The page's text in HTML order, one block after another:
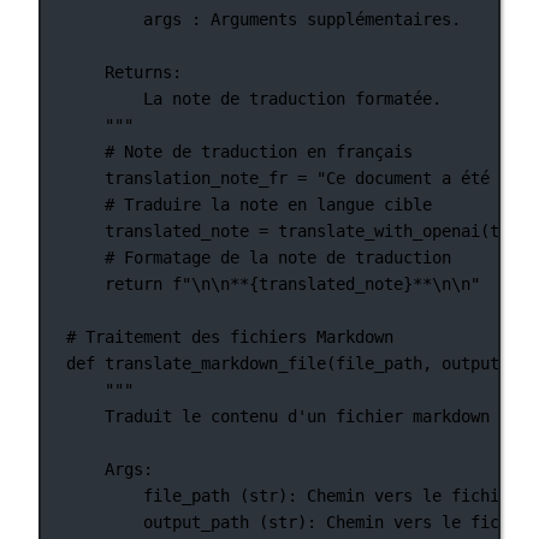
args : Arguments supplémentaires.
Returns:
La note de traduction formatée.
"""
# Note de traduction en français
translation_note_fr =
"Ce document a été
# Traduire la note en langue cible
translated_note =
# Formatage de la note de traduction
return
f"\n\n**{translated_note}**\n\n"
# Traitement des fichiers Markdown
def
translate_markdown_file(file_path,
"""
Traduit le contenu d'un fichier markdown
Args:
file_path (str): Chemin vers le fichier
output_path (str): Chemin vers le